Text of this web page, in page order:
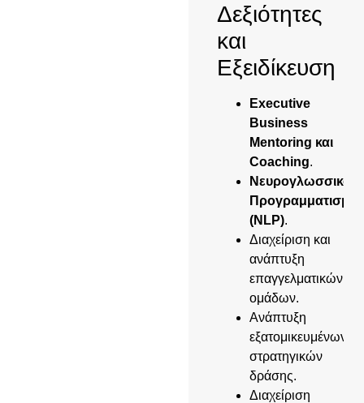
Δεξιότητες
και
Εξειδίκευση
Executive
Business
Mentoring και
Coaching.
Νευρογλωσσικός
Προγραμματισμός
(NLP).
Διαχείριση και
ανάπτυξη
επαγγελματικών
ομάδων.
Ανάπτυξη
εξατομικευμένων
στρατηγικών
δράσης.
Διαχείριση